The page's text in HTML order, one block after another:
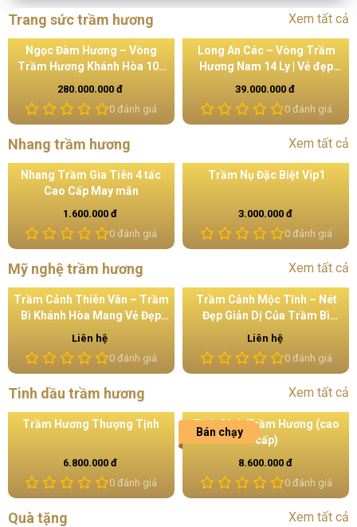
Trang sức trầm hương Xem tất cả
Ngọc Đàm Hương – Vòng
Trầm Hương Khánh Hòa 108
Hạt 6 Ly Dành Cho Nữ
280.000.000 đ
0 đánh giá
Long An Các – Vòng Trầm
Hương Nam 14 Ly | Vẻ đẹp
mạnh mẽ từ Trầm Hương
39.000.000 đ
0 đánh giá
Nhang trầm hương Xem tất cả
Nhang Trầm Gia Tiên 4 tấc
Cao Cấp May mắn
1.600.000 đ
0 đánh giá
Trầm Nụ Đặc Biệt Vip1
3.000.000 đ
0 đánh giá
Mỹ nghệ trầm hương Xem tất cả
Trầm Cảnh Thiên Vân – Trầm
Bì Khánh Hòa Mang Vẻ Đẹp
Thanh Thoát
Liên hệ
0 đánh giá
Trầm Cảnh Mộc Tĩnh – Nét
Đẹp Giản Dị Của Trầm Bì
Khánh Hòa
Liên hệ
0 đánh giá
Tinh dầu trầm hương Xem tất cả
Trầm Hương Thượng Tịnh
6.800.000 đ
0 đánh giá
Bán chạy
Tinh Chất Trầm Hương (cao
cấp)
8.600.000 đ
0 đánh giá
Quà tặng Xem tất cả